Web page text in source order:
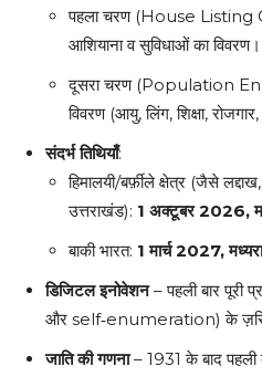
पहला चरण (House Listing
आशियाना व सुविधाओं का विवरण।
दूसरा चरण (Population
विवरण (आयु, लिंग, शिक्षा,
संदर्भ तिथियाँ:
हिमालयी/बर्फ़ीले क्षेत्र (जैसे
उत्तराखंड): 1 अक्टूबर 2026,
बाकी भारत: 1 मार्च 2027,
डिजिटल इनोवेशन– पहली बार पूरी
और self‑enumeration) के ज़रिए
जाति की गणना– 1931 के बाद पहली